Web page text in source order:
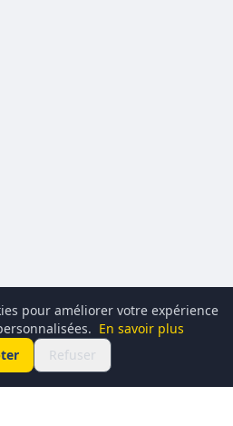
pour améliorer votre expérience
En savoir plus
Refuser